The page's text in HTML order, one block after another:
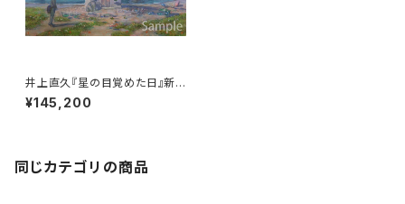
井上直久『星の目覚めた日』新
作版画
¥145,200
同じカテゴリの商品